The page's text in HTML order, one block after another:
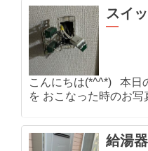
スイ
こんにちは(*^^*) 本日
を おこなった時のお写
給湯